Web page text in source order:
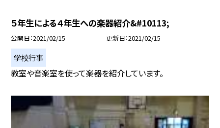
５年生による４年生への楽器紹介&#10113;
公開日 2021/02/15 更新日 2021/02/15
学校行事
教室や音楽室を使って楽器を紹介しています。